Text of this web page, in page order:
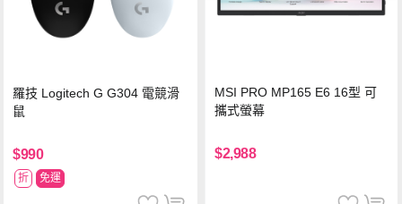
羅技 Logitech G G304 電競滑
鼠
$990
折 免運
MSI PRO MP165 E6 16型 可
攜式螢幕
$2,988